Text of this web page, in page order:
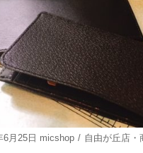
6月25日 micshop 自由が丘店・